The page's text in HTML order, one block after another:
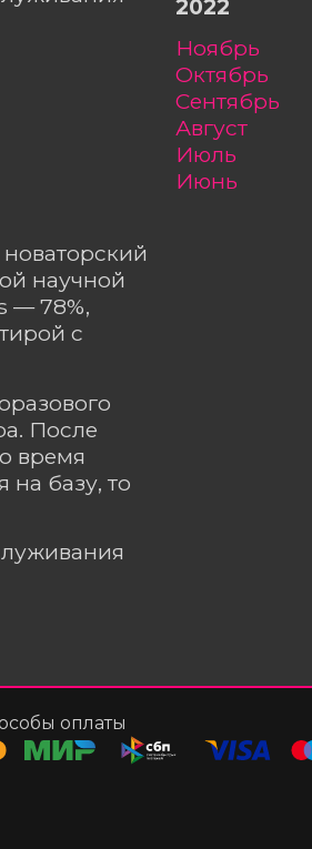
научной
— 78%,
с
После
время
на базу, то
2022
ноябрь
октябрь
сентябрь
август
июль
июнь
оплаты